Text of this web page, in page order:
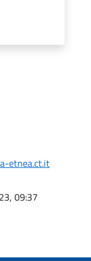
etnea.ct.it
09:37